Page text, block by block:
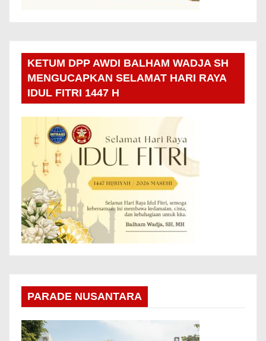
KETUM DPP AWDI BALHAM WADJA SH
MENGUCAPKAN SELAMAT HARI RAYA
IDUL FITRI 1447 H
PARADE NUSANTARA